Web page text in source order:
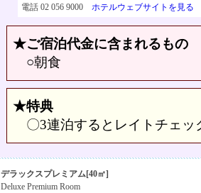
電話 02 056 9000 ホテルウェブサイトを見る
★ご宿泊代金に含まれるもの
○朝食
★特典
〇3連泊するとレイトチェッ
デラックスプレミアム[40㎡]
Deluxe Premium Room